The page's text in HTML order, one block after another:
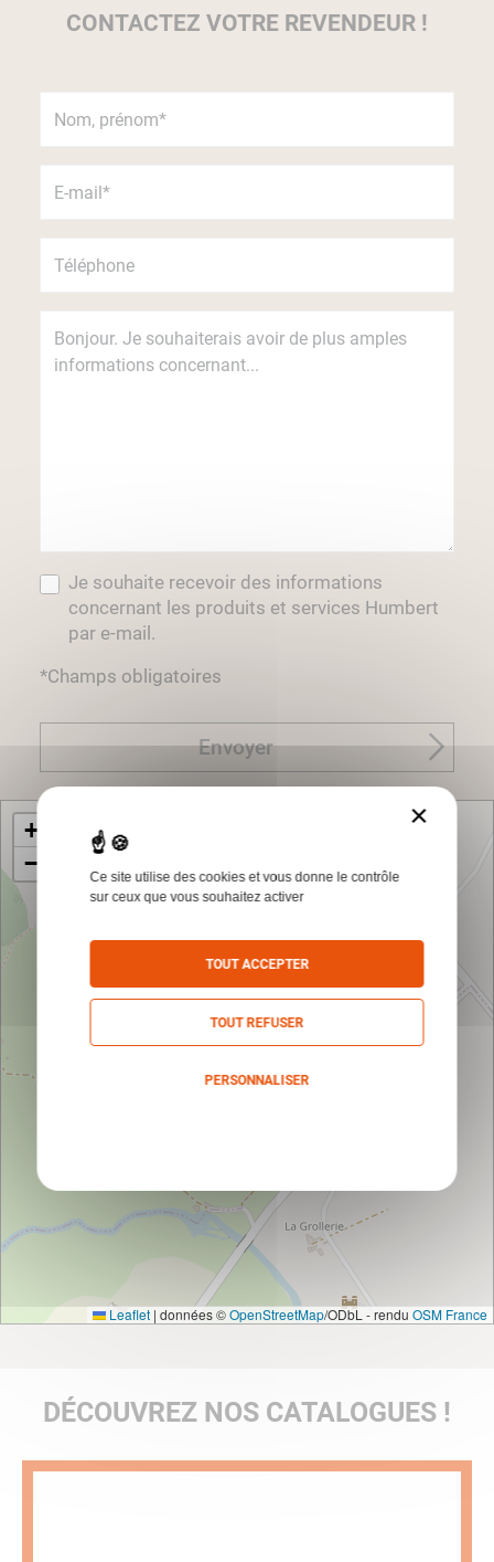
CONTACTEZ VOTRE REVENDEUR !
Je souhaite recevoir des informations
concernant les produits et services Humbert
par e-mail.
*Champs obligatoires
Envoyer
+
−
Leaflet | données ©OpenStreetMap/ODbL - rendu OSM France
DÉCOUVREZ NOS CATALOGUES !
×
Ce site utilise des cookies et vous donne le contrôle
sur ceux que vous souhaitez activer
TOUT ACCEPTER
TOUT REFUSER
PERSONNALISER